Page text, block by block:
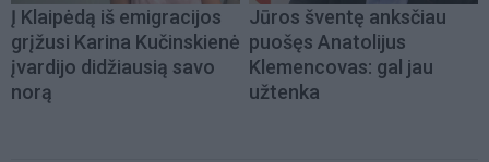
Į Klaipėdą iš emigracijos
grįžusi Karina Kučinskienė
įvardijo didžiausią savo
norą
Jūros šventę anksčiau
puošęs Anatolijus
Klemencovas: gal jau
užtenka